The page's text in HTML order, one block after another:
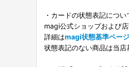
・カードの状態表記につい
magi公式ショップおよび
詳細はmagi状態基準ページ
状態表記のない商品は当店